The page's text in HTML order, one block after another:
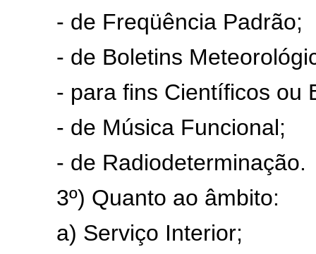
- de Freqüência Padrão;
- de Boletins
- para fins Científicos ou
- de Música Funcional;
- de Radiodeterminação.
3º) Quanto ao âmbito:
a) Serviço Interior;